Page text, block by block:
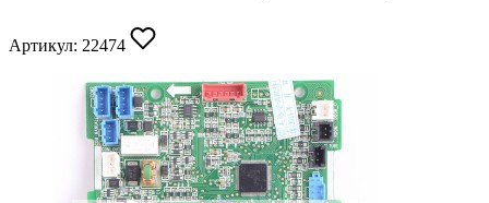
Артикул: 22474